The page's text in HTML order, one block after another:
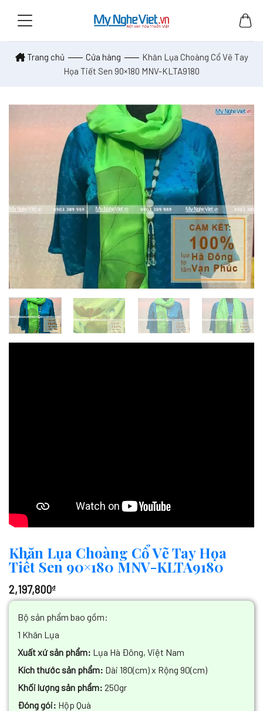
Trang chủ Cửa hàng
Khăn Lụa Choàng Cổ Vẽ Tay
Họa Tiết Sen 90×180 MNV-KLTA9180
Khăn Lụa Choàng Cổ Vẽ Tay Họa
Tiết Sen 90×180 MNV-KLTA9180
2,197,800₫
Bộ sản phẩm bao gồm:
1 Khăn Lụa
Xuất xứ sản phẩm: Lụa Hà Đông, Việt Nam
Kích thước sản phẩm: Dài 180(cm) x Rộng 90(cm)
Khối lượng sản phẩm: 250gr
Đóng gói: Hộp Quà